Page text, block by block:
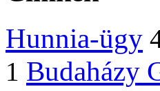
Hunnia-ügy
1 Budaházy